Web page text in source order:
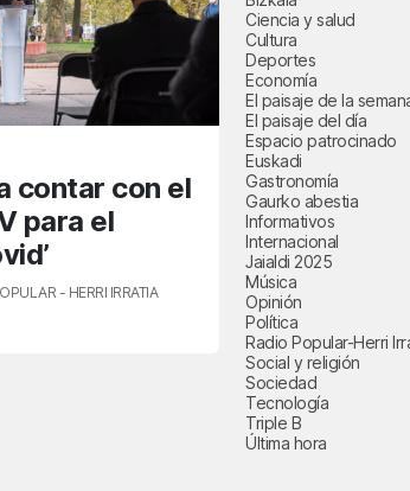
contar con el
para el
- HERRI IRRATIA
Ciencia y salud
Cultura
Deportes
Economía
El paisaje de la
El paisaje del día
Espacio patrocinado
Euskadi
Gastronomía
Gaurko abestia
Informativos
Internacional
Jaialdi 2025
Música
Opinión
Política
Radio Popular-Herri
Social y religión
Sociedad
Tecnología
Triple B
Última hora